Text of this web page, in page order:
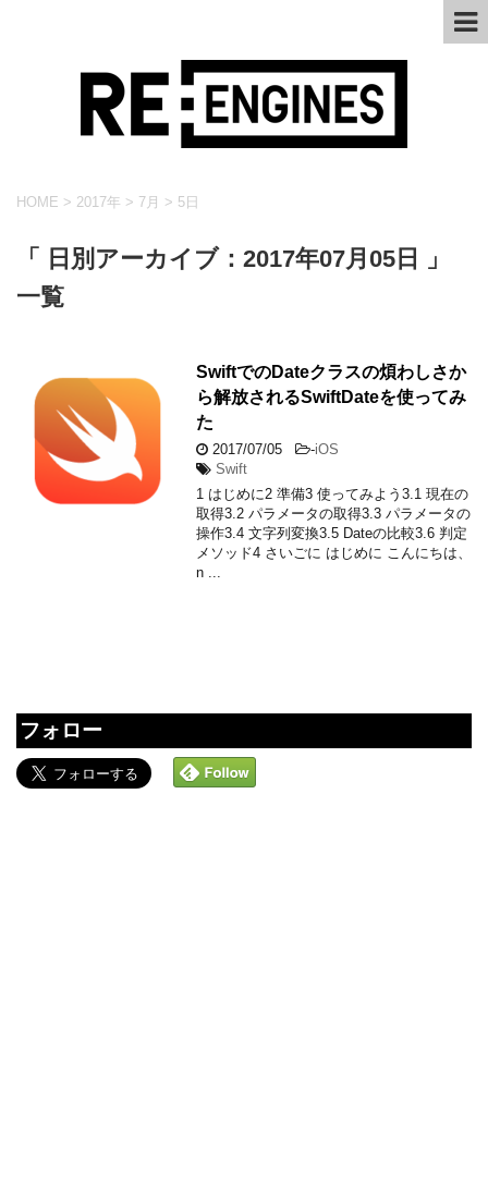
HOME > 2017年 > 7月 > 5日
「 日別アーカイブ：2017年07月05日 」
一覧
SwiftでのDateクラスの煩わしさか
ら解放されるSwiftDateを使ってみ
た
2017/07/05 -iOS
Swift
1 はじめに2 準備3 使ってみよう3.1 現在の
取得3.2 パラメータの取得3.3 パラメータの
操作3.4 文字列変換3.5 Dateの比較3.6 判定
メソッド4 さいごに はじめに こんにちは、
n ...
フォロー